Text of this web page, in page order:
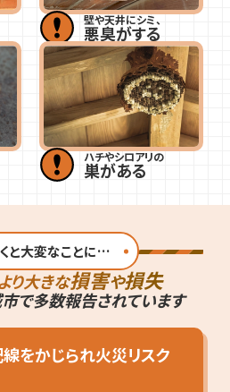
壁や天井にシミ、
悪臭がする
ハチやシロアリの
巣がある
と大変なことに…
り大きな損害や損失
で多数報告されています
をかじられ火災リスク